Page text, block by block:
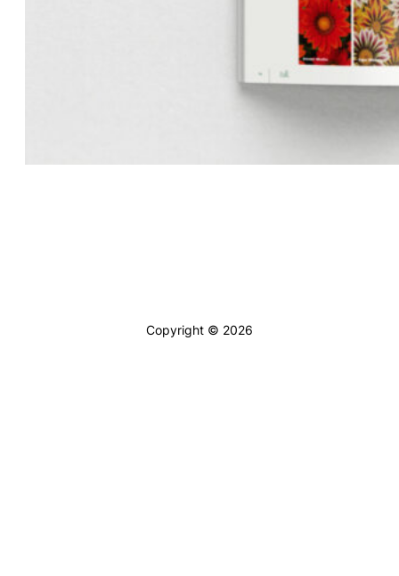
Copyright © 2026